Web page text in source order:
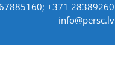
+371 28389260
info@persc.lv